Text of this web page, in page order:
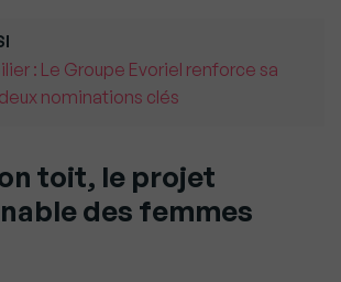
: Le Groupe Evoriel renforce sa
nominations clés
toit, le projet
des femmes